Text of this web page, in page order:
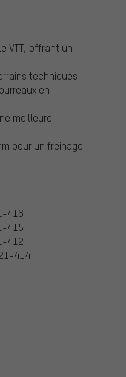
VTT, offrant un
techniques
en
meilleure
pour un freinage
416
415
412
414